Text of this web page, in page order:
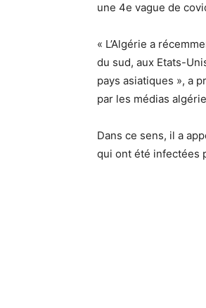
une 4e vague de
« L’Algérie a
du sud, aux Etats-
pays asiatiques », a
par les médias
Dans ce sens, il a
qui ont été infectées